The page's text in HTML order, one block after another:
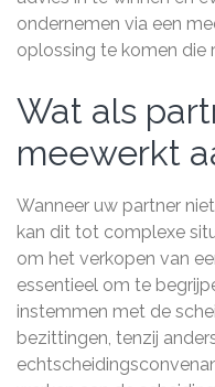
ondernemen via een
oplossing te komen die
Wat als
meewerkt
Wanneer uw partner
kan dit tot complexe
om het verkopen van
essentieel om te
instemmen met de
bezittingen, tenzij